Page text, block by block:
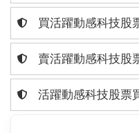
買活躍動感科技股
賣活躍動感科技股
活躍動感科技股票